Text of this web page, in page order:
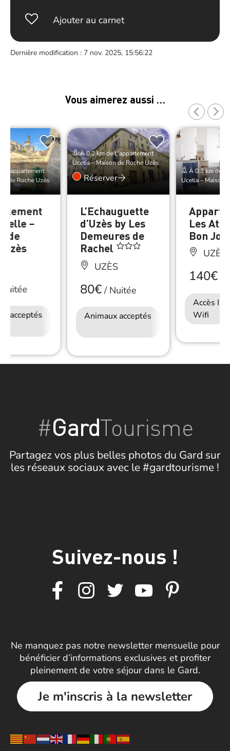
Ajouter au carnet
Dernière modification : 7 nov. 2025, 15:56:22
Vous aimerez aussi …
L’appartement
de Roche Uzès
–
de
Uzès
acceptés
Accès Internet
À 0.2 km de L’appartement
Ucetia – Maison de Roche Uzès
Réserver
L’Echauguette
d’Uzès by Les
Demeures de
Rachel
UZÈS
80€/Nuitée
Animaux acceptés
Accès Internet
À 0.3 km de
Ucetia – Maison
Les
Bon
UZÈS
140€/
Accès
Wifi
#GardTourisme
Partagez vos plus belles photos du Gard sur
les réseaux sociaux avec le #gardtourisme !
Suivez-nous !
Ne manquez pas notre newsletter mensuelle pour
bénéficier d’informations exclusives et profiter
pleinement de votre séjour dans le Gard.
Je m'inscris à la newsletter